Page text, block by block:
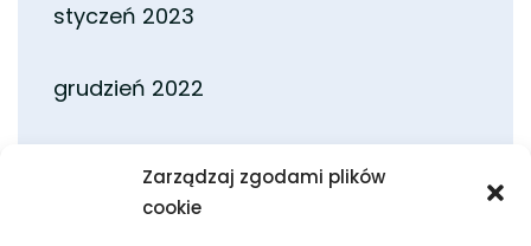
Zarządzaj zgodami plików
cookie
styczeń 2023
grudzień 2022